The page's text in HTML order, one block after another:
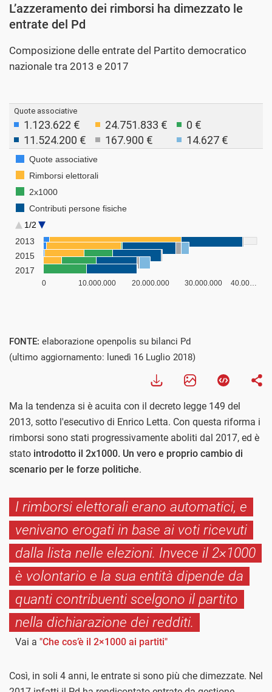
L’azzeramento dei rimborsi ha dimezzato le
entrate del Pd
Composizione delle entrate del Partito democratico
nazionale tra 2013 e 2017
FONTE: elaborazione openpolis su bilanci Pd
(ultimo aggiornamento: lunedì 16 Luglio 2018)
Ma la tendenza si è acuita con il decreto legge 149 del
2013, sotto l'esecutivo di Enrico Letta. Con questa riforma i
rimborsi sono stati progressivamente aboliti dal 2017, ed è
stato introdotto il 2x1000. Un vero e proprio cambio di
scenario per le forze politiche.
I rimborsi elettorali erano automatici, e
venivano erogati in base ai voti ricevuti
dalla lista nelle elezioni. Invece il 2×1000
è volontario e la sua entità dipende da
quanti contribuenti scelgono il partito
nella dichiarazione dei redditi.
Vai a "Che cos’è il 2×1000 ai partiti"
Così, in soli 4 anni, le entrate si sono più che dimezzate. Nel